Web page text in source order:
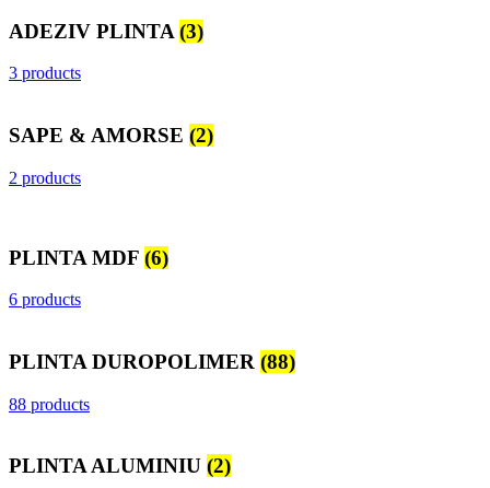
ADEZIV PLINTA (3)
3 products
SAPE & AMORSE (2)
2 products
PLINTA MDF (6)
6 products
PLINTA DUROPOLIMER (88)
88 products
PLINTA ALUMINIU (2)